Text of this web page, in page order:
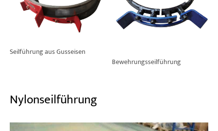
Seilführung aus Gusseisen
Bewehrungsseilführung
Nylonseilführung